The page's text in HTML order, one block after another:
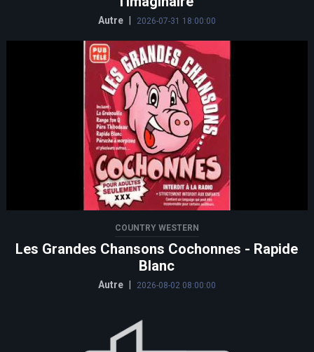
Autre 2026-07-31 18:00:00
COUNTRY WESTERN
Les Grandes Chansons Cochonnes - Rapide
Blanc
Autre 2026-08-02 08:00:00